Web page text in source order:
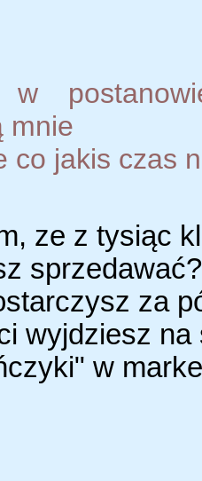
mnie
co jakis czas
ze z tysiąc
za
wyjdziesz na
w